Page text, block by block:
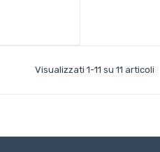
Visualizzati 1-11 su 11 articoli